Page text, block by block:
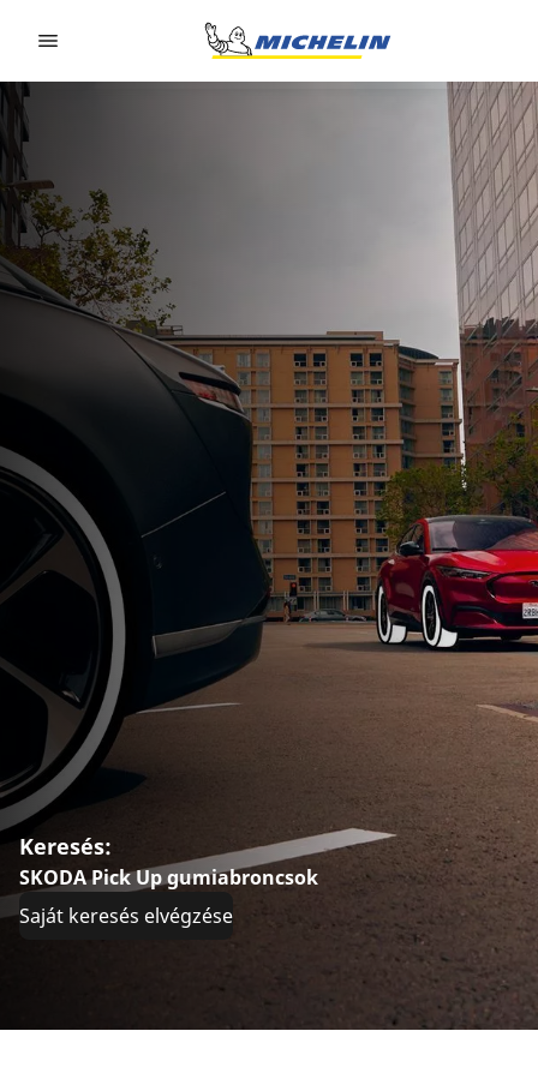
Keresés:
SKODA Pick Up gumiabroncsok
Saját keresés elvégzése